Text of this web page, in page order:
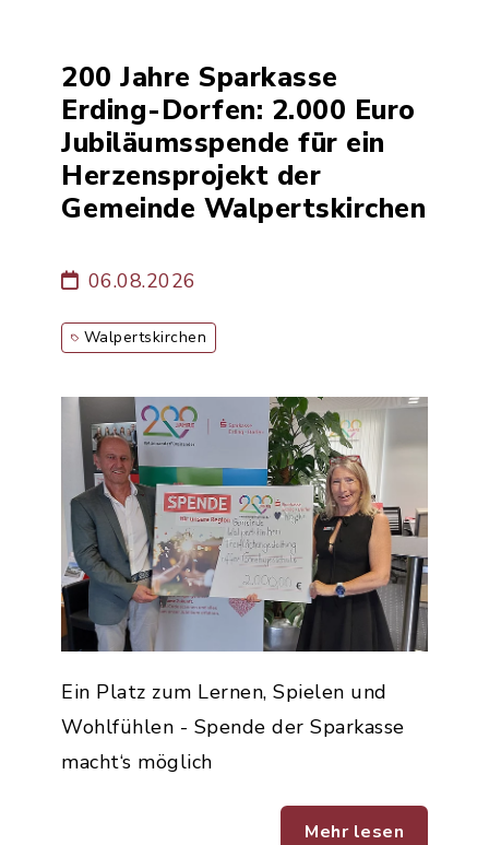
200 Jahre Sparkasse
Erding-Dorfen: 2.000 Euro
Jubiläumsspende für ein
Herzensprojekt der
Gemeinde Walpertskirchen
06.08.2026
Walpertskirchen
Ein Platz zum Lernen, Spielen und
Wohlfühlen - Spende der Sparkasse
macht‘s möglich
Mehr lesen